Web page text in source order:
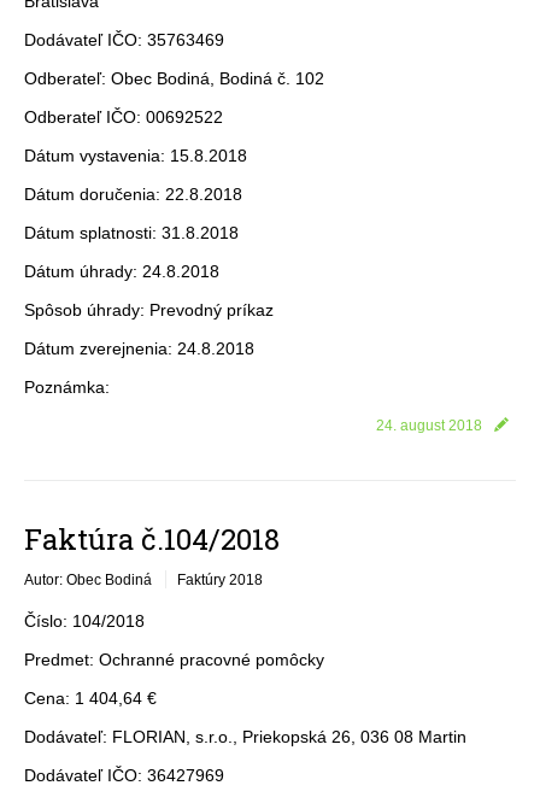
Dodávateľ IČO: 35763469
Odberateľ: Obec Bodiná, Bodiná č. 102
Odberateľ IČO: 00692522
Dátum vystavenia: 15.8.2018
Dátum doručenia: 22.8.2018
Dátum splatnosti: 31.8.2018
Dátum úhrady: 24.8.2018
Spôsob úhrady: Prevodný príkaz
Dátum zverejnenia: 24.8.2018
Poznámka:
24. august 2018
Faktúra č.104/2018
Autor: Obec Bodiná Faktúry 2018
Číslo: 104/2018
Predmet: Ochranné pracovné pomôcky
Cena: 1 404,64 €
Dodávateľ: FLORIAN, s.r.o., Priekopská 26, 036 08 Martin
Dodávateľ IČO: 36427969